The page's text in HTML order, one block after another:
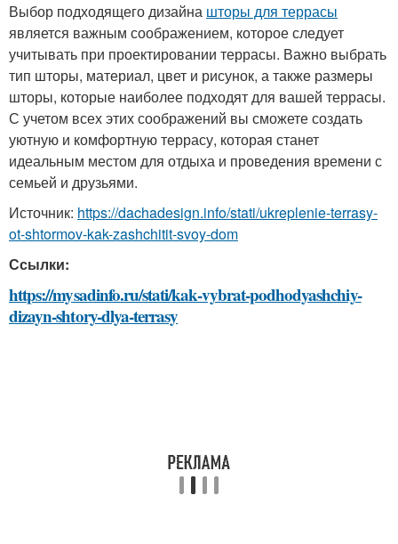
Выбор подходящего дизайна шторы для террасы
является важным соображением, которое следует
учитывать при проектировании террасы. Важно выбрать
тип шторы, материал, цвет и рисунок, а также размеры
шторы, которые наиболее подходят для вашей террасы.
С учетом всех этих соображений вы сможете создать
уютную и комфортную террасу, которая станет
идеальным местом для отдыха и проведения времени с
семьей и друзьями.
Источник: https://dachadesign.info/stati/ukreplenie-terrasy-
ot-shtormov-kak-zashchitit-svoy-dom
Ссылки:
https://mysadinfo.ru/stati/kak-vybrat-podhodyashchiy-
dizayn-shtory-dlya-terrasy